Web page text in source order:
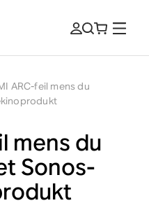
ARC-feil mens du
mens du
Sonos-